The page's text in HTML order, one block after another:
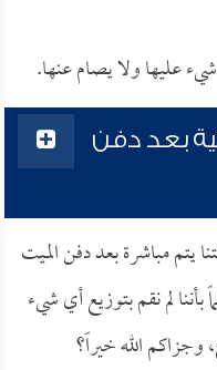
عليها ولا يصام عنها.
بعد دفن
يتم مباشرة بعد دفن الميت
لم نقم بتوزيع أي شيء
وجزاكم الله خيراً؟